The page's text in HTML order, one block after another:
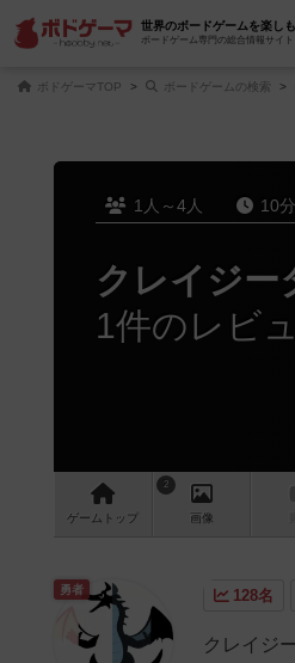
世界のボードゲームを楽しも
ボードゲーム専門の総合情報サイト
ボドゲーマTOP ボードゲームの検索
1人～4人 10
クレイジー
1件のレビ
ゲーム トップ
2
画像
128名
クレイジ
勇者